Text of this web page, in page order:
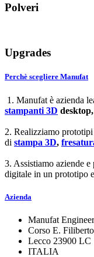
Polveri
Upgrades
Perchè scegliere Manufat
1. Manufat è azienda
stampanti 3D desktop,
2. Realizziamo
di stampa 3D,
3. Assistiamo aziende
digitale in un prototipo
Azienda
Manufat
Corso E.
Lecco 23900 LC
ITALIA